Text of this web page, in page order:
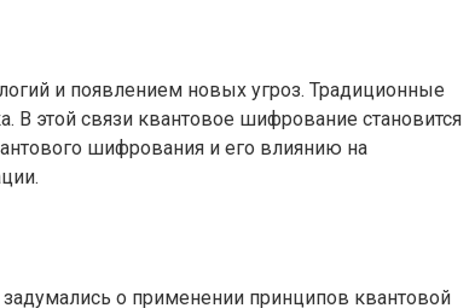
и появлением новых угроз. Традиционные
В этой связи квантовое шифрование становится
шифрования и его влиянию на
о применении принципов квантовой